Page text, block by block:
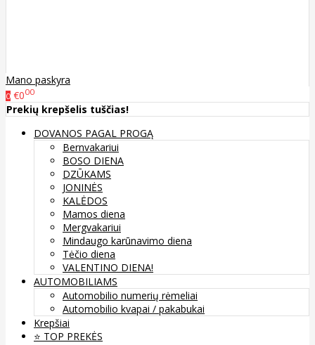
Mano paskyra
0 €000
Prekių krepšelis tuščias!
DOVANOS PAGAL PROGĄ
Bernvakariui
BOSO DIENA
DZŪKAMS
JONINĖS
KALĖDOS
Mamos diena
Mergvakariui
Mindaugo karūnavimo diena
Tėčio diena
VALENTINO DIENA!
AUTOMOBILIAMS
Automobilio numerių rėmeliai
Automobilio kvapai / pakabukai
Krepšiai
⭐️ TOP PREKĖS